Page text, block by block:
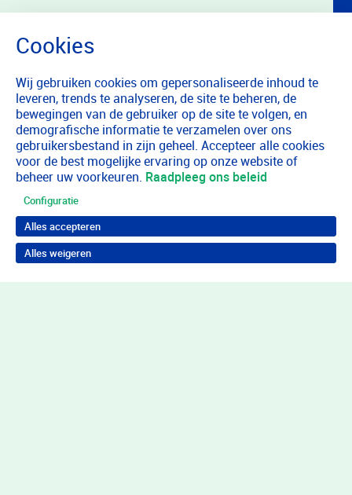
Wij gebruiken cookies om gepersonaliseerde inhoud te
leveren, trends te analyseren, de site te beheren, de
bewegingen van de gebruiker op de site te volgen, en
demografische informatie te verzamelen over ons
gebruikersbestand in zijn geheel. Accepteer alle cookies
voor de best mogelijke ervaring op onze website of
beheer uw voorkeuren. Raadpleeg ons beleid
Configuratie
Alles accepteren
Alles weigeren